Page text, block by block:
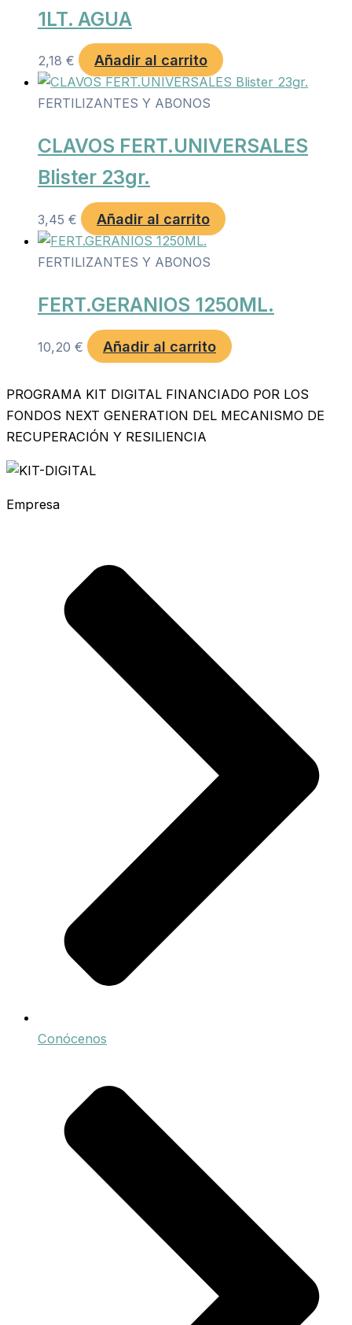
1LT. AGUA
2,18 € Añadir al carrito
FERTILIZANTES Y ABONOS
CLAVOS FERT.UNIVERSALES
Blister 23gr.
3,45 € Añadir al carrito
FERTILIZANTES Y ABONOS
FERT.GERANIOS 1250ML.
10,20 € Añadir al carrito
PROGRAMA KIT DIGITAL FINANCIADO POR LOS
FONDOS NEXT GENERATION DEL MECANISMO DE
RECUPERACIÓN Y RESILIENCIA
Empresa
Conócenos